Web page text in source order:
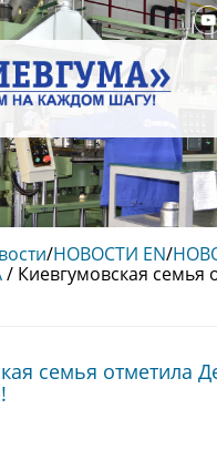
/НОВОСТИ EN/
/ Киевгумовская семья
семья отметила